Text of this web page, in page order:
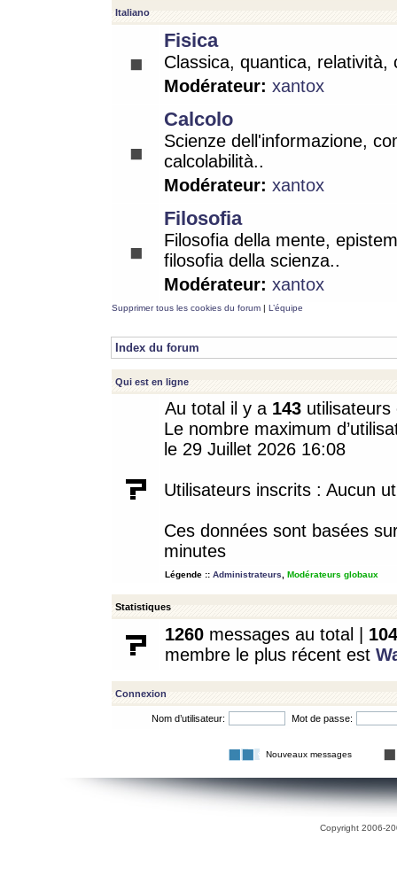
Italiano
Fisica
Classica, quantica, relatività,
Modérateur: xantox
Calcolo
Scienze dell'informazione,
calcolabilità..
Modérateur: xantox
Filosofia
Filosofia della mente,
filosofia della scienza..
Modérateur: xantox
Supprimer tous les cookies du forum | L’équipe
Index du forum
Qui est en ligne
Au total il y a 143
Le nombre maximum
le 29 Juillet 2026 16:08
Utilisateurs inscrits : Aucun
Ces données sont basées
minutes
Légende :: Administrateurs Modérateurs globaux
Statistiques
1260 messages au total | 104
membre le plus récent est
Connexion
Nom d’utilisateur: Mot de passe:
Nouveaux messages
Copyright 2006-